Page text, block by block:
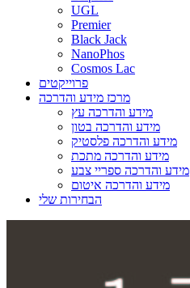
UGL
Premier
Black Jack
NanoPhos
Cosmos Lac
פרוייקטים
מרכז מידע והדרכה
מידע והדרכה עץ
מידע והדרכה בטון
מידע והדרכה פלסטיק
מידע והדרכה מתכת
מידע והדרכה ספריי צבע
מידע והדרכה איטום
הבחירות שלי